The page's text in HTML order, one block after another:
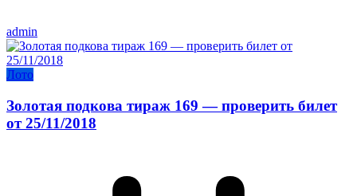
admin
Лото
Золотая подкова тираж 169 — проверить билет
от 25/11/2018